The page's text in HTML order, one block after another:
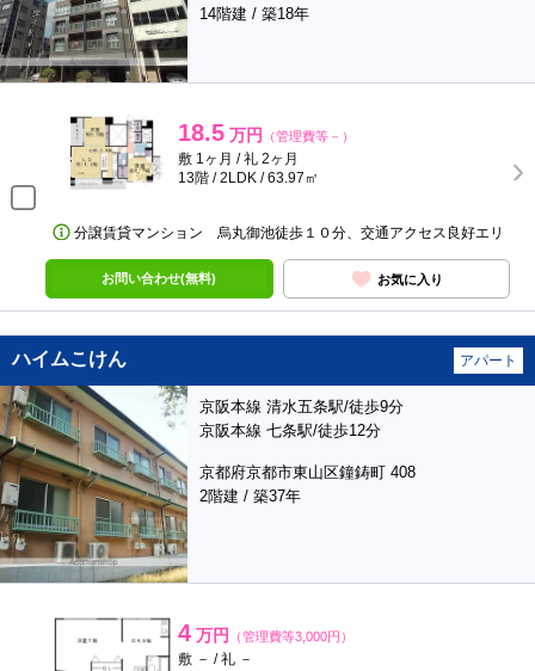
14階建 / 築18年
18.5 万円 （管理費等－）
敷 1ヶ月 / 礼 2ヶ月
13階 / 2LDK / 63.97㎡
分譲賃貸マンション 烏丸御池徒歩１０分、交通アクセス良好エリ
お問い合わせ(無料) お気に入り
ハイムこけん アパート
京阪本線 清水五条駅/徒歩9分
京阪本線 七条駅/徒歩12分
京都府京都市東山区鐘鋳町 408
2階建 / 築37年
4 万円 （管理費等3,000円）
敷 － / 礼 －